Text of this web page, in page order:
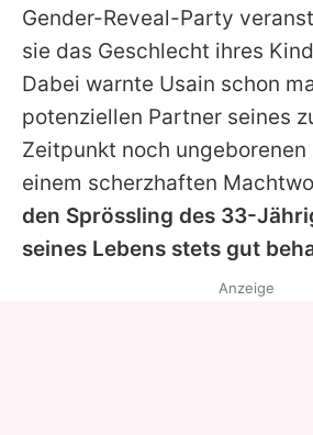
Gender-Reveal-Party
sie das Geschlecht ihres
Dabei warnte Usain schon
potenziellen Partner seines
Zeitpunkt noch
einem scherzhaften
den Sprössling des 33-
seines Lebens stets gut
Anzeige